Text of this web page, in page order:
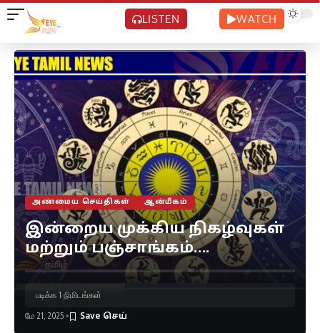
LISTEN WATCH
அண்மைய செய்திகள் ஆன்மீகம்
இன்றைய முக்கிய நிகழ்வுகள்
மற்றும் பஞ்சாங்கம்….
மே 21, 2025
படிக்க 1 நிமிடங்கள்